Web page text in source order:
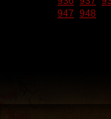
947 948